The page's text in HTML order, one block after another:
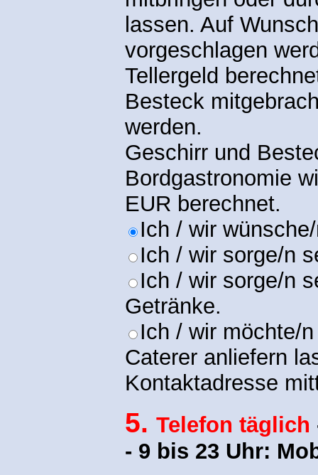
lassen. Auf
vorgeschlagen
Tellergeld
Besteck
werden.
Geschirr und
Bordgastronomie
EUR berechnet.
Ich / wir
Ich / wir sorge/n
Ich / wir sorge/n
Getränke.
Ich / wir möchte/
Caterer anliefern
Kontaktadresse
5. Telefon täglich
- 9 bis 23 Uhr: